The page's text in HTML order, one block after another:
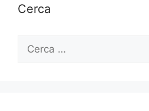
Cerca
per: